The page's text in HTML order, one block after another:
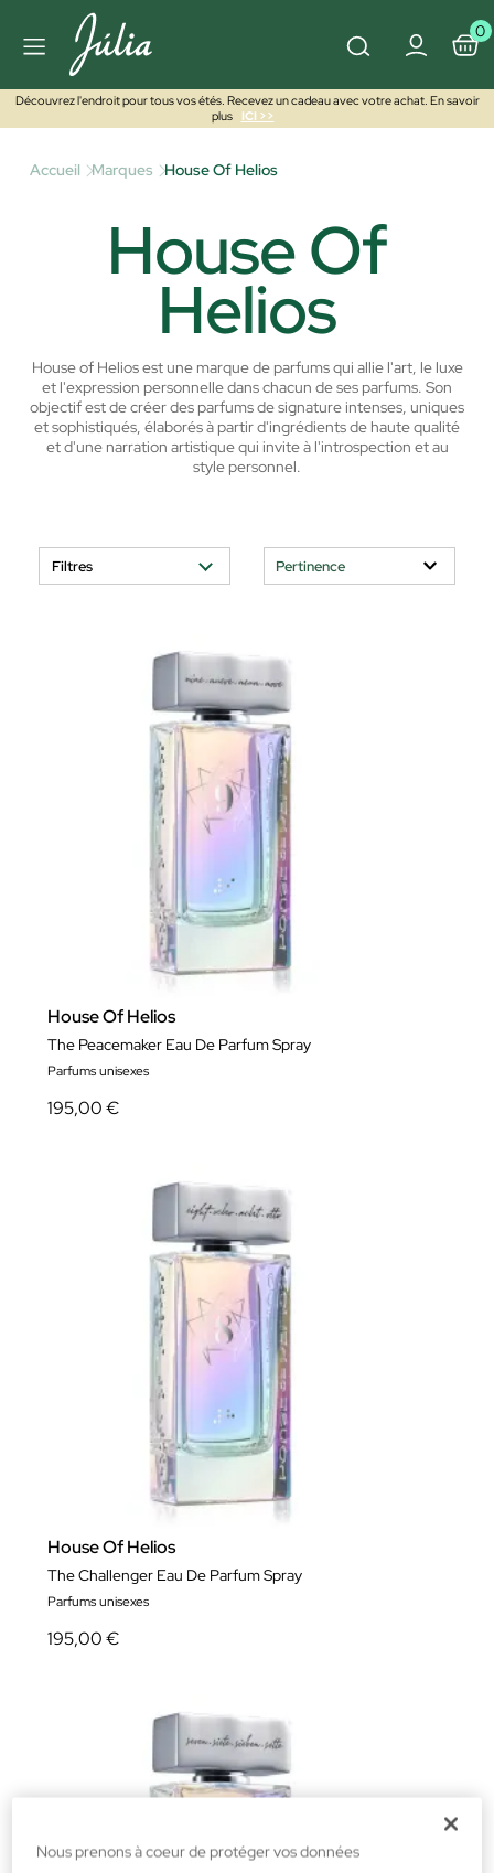
0
Découvrez l'endroit pour tous vos étés. Recevez un cadeau avec votre achat. En savoir
plus
ICI >>
Accueil Marques House Of Helios
House Of
Helios
House of Helios est une marque de parfums qui allie l'art, le luxe
et l'expression personnelle dans chacun de ses parfums. Son
objectif est de créer des parfums de signature intenses, uniques
et sophistiqués, élaborés à partir d'ingrédients de haute qualité
et d'une narration artistique qui invite à l'introspection et au
style personnel.
Filtres
House Of Helios
The Peacemaker Eau De Parfum Spray
Parfums unisexes
195,00 €
House Of Helios
The Challenger Eau De Parfum Spray
Parfums unisexes
195,00 €
Nous prenons à coeur de protéger vos données